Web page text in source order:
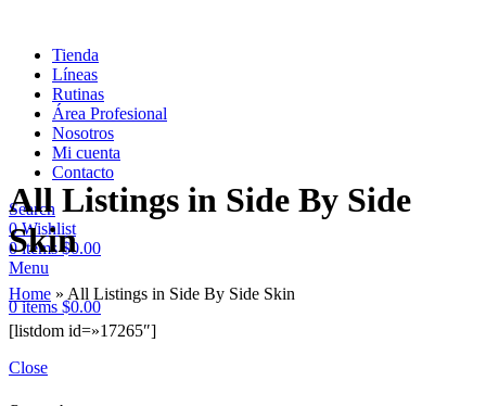
Tienda
Líneas
Rutinas
Área Profesional
Nosotros
Mi cuenta
Contacto
Search
0Wishlist
0items $0.00
Menu
0items $0.00
All Listings in Side By Side
Skin
Home » All Listings in Side By Side Skin
[listdom id=»17265″]
Close